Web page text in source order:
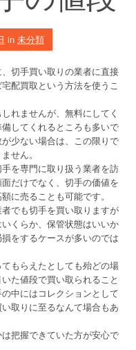
in 未分類
切手買い取りの業者に直接
配買取という方法を使うこ
れませんが、無料にしてく
してくれるところも多いで
少ない場合は、この限りで
せん。
を専門に取り扱う業者を訪
だけでなく、切手の価値を
に売ることも可能です。
でも切手を買い取りますが
くらか、保管状態はいいか
をするケースが多いのでは
もらえたとしても殆どの場
た値段で買い取られること
中にはコレクションとして
取りに至るなんて場合もあ
把握できていた方が安心で